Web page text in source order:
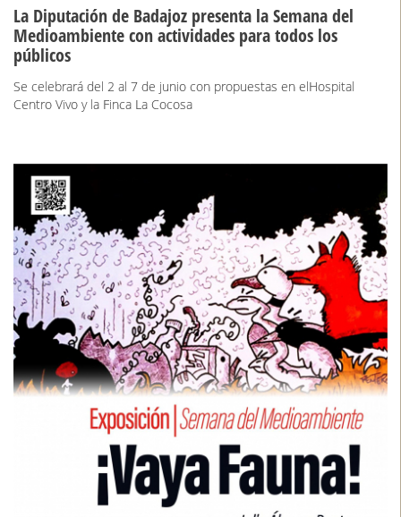
La Diputación de Badajoz presenta la Semana del
Medioambiente con actividades para todos los
públicos
Se celebrará del 2 al 7 de junio con propuestas en elHospital
Centro Vivo y la Finca La Cocosa